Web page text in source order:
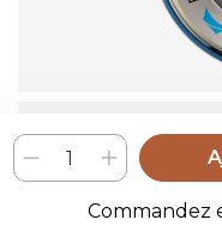
Commandez